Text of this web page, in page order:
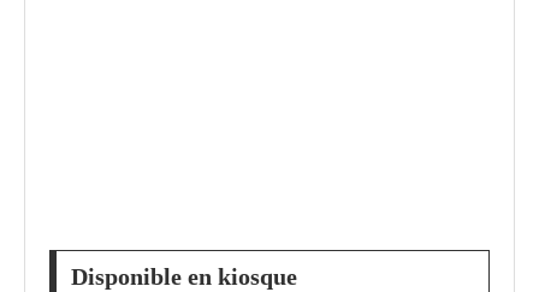
Disponible en kiosque